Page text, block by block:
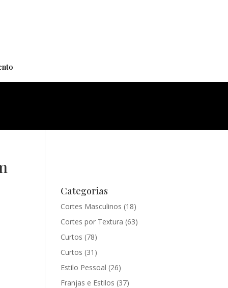
Categorias
Cortes Masculinos (18)
Cortes por Textura (63)
Curtos (78)
Curtos (31)
Estilo Pessoal (26)
Franjas e Estilos (37)